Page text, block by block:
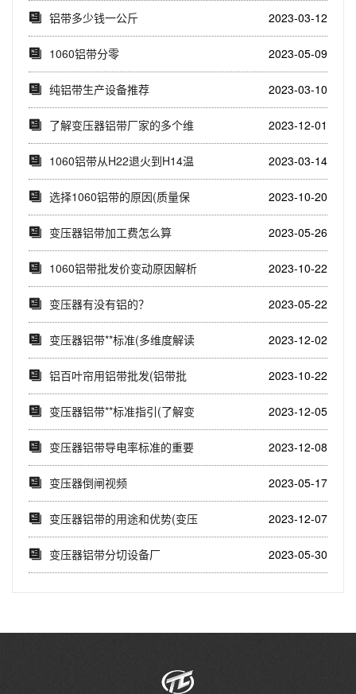
何满足不同行业...
铝带多少钱一公斤 2023-03-12
1060铝带分零 2023-05-09
纯铝带生产设备推荐 2023-03-10
了解变压器铝带厂家的多个维
度(让您轻松选择...
2023-12-01
1060铝带从H22退火到H14温
度控制
2023-03-14
选择1060铝带的原因(质量保
证，直销优势...
2023-10-20
变压器铝带加工费怎么算 2023-05-26
1060铝带批发价变动原因解析
(1060铝...
2023-10-22
变压器有没有铝的？ 2023-05-22
变压器铝带**标准(多维度解读
变压器铝带国...
2023-12-02
铝百叶帘用铝带批发(铝带批
发，打造高质量铝...
2023-10-22
变压器铝带**标准指引(了解变
压器铝带的国...
2023-12-05
变压器铝带导电率标准的重要
性(铝带导电率标...
2023-12-08
变压器倒闸视频 2023-05-17
变压器铝带的用途和优势(变压
器铝带在能源领...
2023-12-07
变压器铝带分切设备厂 2023-05-30